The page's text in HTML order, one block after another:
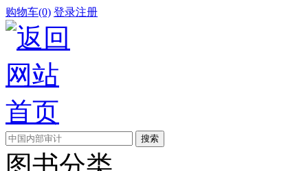
购物车(0) 登录注册